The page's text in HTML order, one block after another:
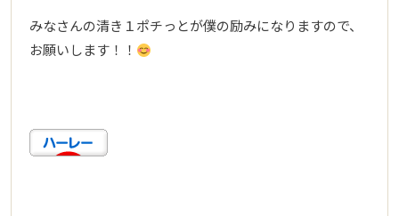
みなさんの清き１ポチっとが僕の励みになりますので、
お願いします！！